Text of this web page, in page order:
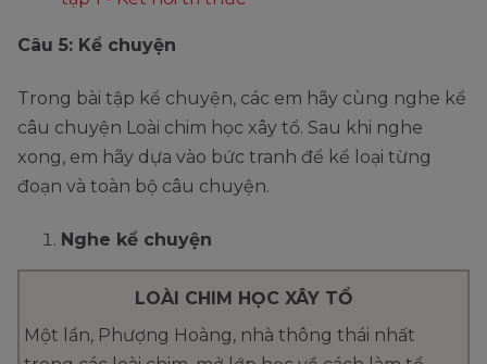
Câu 5: Kể chuyện
Trong bài tập kể chuyện, các em hãy cùng nghe kể
câu chuyện Loài chim học xây tổ. Sau khi nghe
xong, em hãy dựa vào bức tranh để kể loại từng
đoạn và toàn bộ câu chuyện.
Nghe kể chuyện
LOÀI CHIM HỌC XÂY TỔ
Một lần, Phượng Hoàng, nhà thông thái nhất